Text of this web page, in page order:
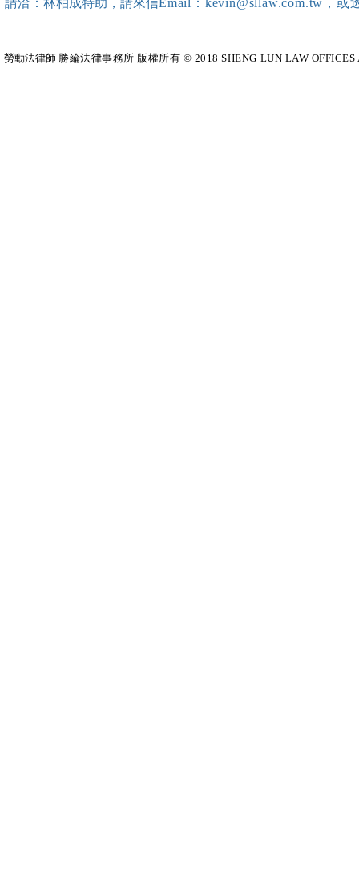
成~*
請洽：林柏成特助 ，請來信Email：kevin@sllaw.com.tw，
勞動法律師​ 勝綸法律事務所 版權所有 © 2018 SHENG LUN LAW